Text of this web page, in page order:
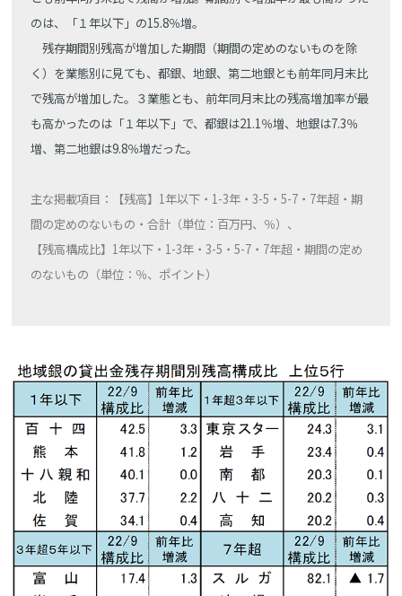
のは、「１年以下」の15.8％増。
残存期間別残高が増加した期間（期間の定めのないものを除
く）を業態別に見ても、都銀、地銀、第二地銀とも前年同月末比
で残高が増加した。３業態とも、前年同月末比の残高増加率が最
も高かったのは「１年以下」で、都銀は21.1％増、地銀は7.3％
増、第二地銀は9.8％増だった。
主な掲載項目：【残高】1年以下・1-3年・3-5・5-7・7年超・期
間の定めのないもの・合計（単位：百万円、％）、
【残高構成比】1年以下・1-3年・3-5・5-7・7年超・期間の定め
のないもの（単位：％、ポイント）